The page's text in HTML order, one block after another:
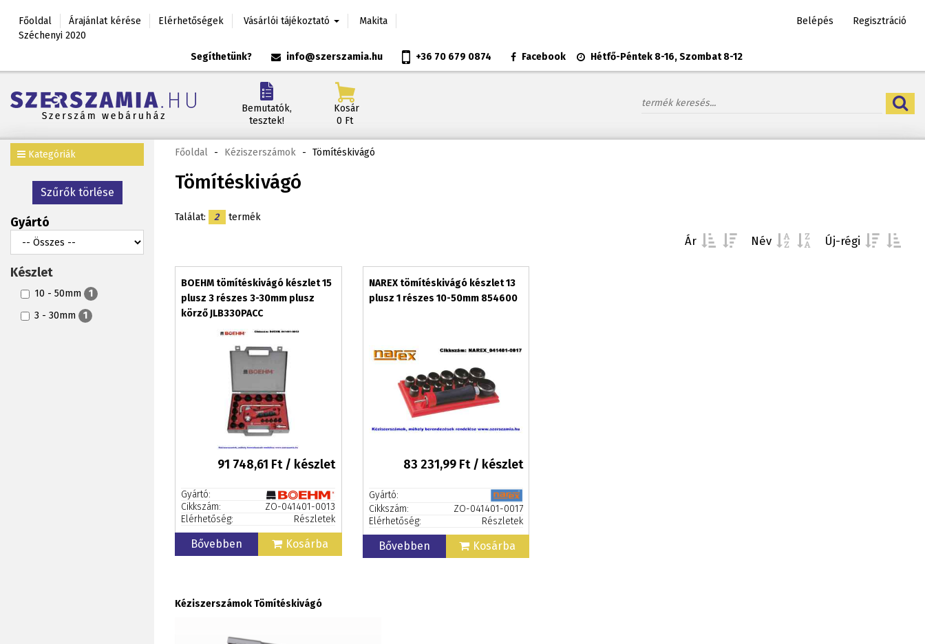
Főoldal Árajánlat kérése Elérhetőségek Vásárlói tájékoztató
Makita
Széchenyi 2020
Belépés Regisztráció
Segíthetünk? info@szerszamia.hu +36 70 679 0874 Facebook Hétfő-Péntek 8-16, Szombat 8-12
Bemutatók,
tesztek!
Kosár
0 Ft
Kategóriák
Szűrők törlése
Gyártó
Készlet
10 - 50mm
1
3 - 30mm
1
Főoldal - Kéziszerszámok - Tömítéskivágó
Tömítéskivágó
Találat: 2 termék
Ár Név Új-régi
BOEHM tömítéskivágó készlet 15
plusz 3 részes 3-30mm plusz
körző JLB330PACC
91 748,61 Ft / készlet
Gyártó:
Cikkszám:
ZO-041401-0013
Elérhetőség:
Részletek
Bővebben Kosárba
NAREX tömítéskivágó készlet 13
plusz 1 részes 10-50mm 854600
83 231,99Ft / készlet
Gyártó:
Cikkszám:
ZO-041401-0017
Elérhetőség:
Részletek
Bővebben Kosárba
Kéziszerszámok Tömítéskivágó